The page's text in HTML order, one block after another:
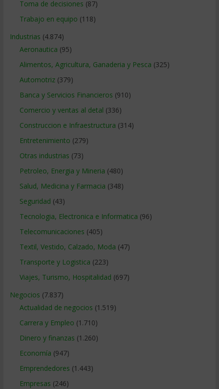
Toma de decisiones (87)
Trabajo en equipo (118)
Industrias (4.874)
Aeronautica (95)
Alimentos, Agricultura, Ganaderia y Pesca (325)
Automotriz(379)
Banca y Servicios Financieros (910)
Comercio y ventas al detal (336)
Construccion e Infraestructura (314)
Entretenimiento (279)
Otras industrias (73)
Petroleo, Energia y Mineria (480)
Salud, Medicina y Farmacia (348)
Seguridad (43)
Tecnologia, Electronica e Informatica (96)
Telecomunicaciones (405)
Textil, Vestido, Calzado, Moda (47)
Transporte y Logistica (223)
Viajes, Turismo, Hospitalidad (697)
Negocios (7.837)
Actualidad de negocios (1.519)
Carrera y Empleo (1.710)
Dinero y finanzas (1.260)
Economía (947)
Emprendedores (1.443)
Empresas (246)